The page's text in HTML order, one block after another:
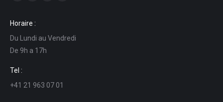
opens
in
new
window
opens
in
new
in
in
Horaire :
Du Lundi au Vendredi
De 9h a 17h
Tel :
+41 21 963 07 01